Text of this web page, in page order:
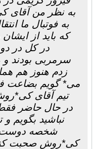
به نظر من آقای
به فوتبال ما
که باید از
در کل در
سرمربی بودند
زدم هنوز هم
می* گویم بضاعت
تیم آقای
در حال حاضر
نباشید بگویم
شخصه دوست
کی*روش صحبت کنم